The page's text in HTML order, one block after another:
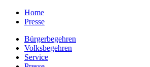
Home
Presse
Bürgerbegehren
Volksbegehren
Service